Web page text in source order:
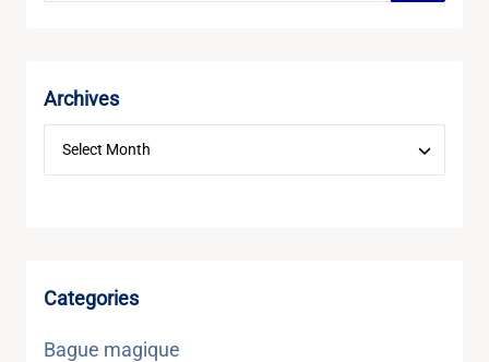
Archives
Categories
Bague magique